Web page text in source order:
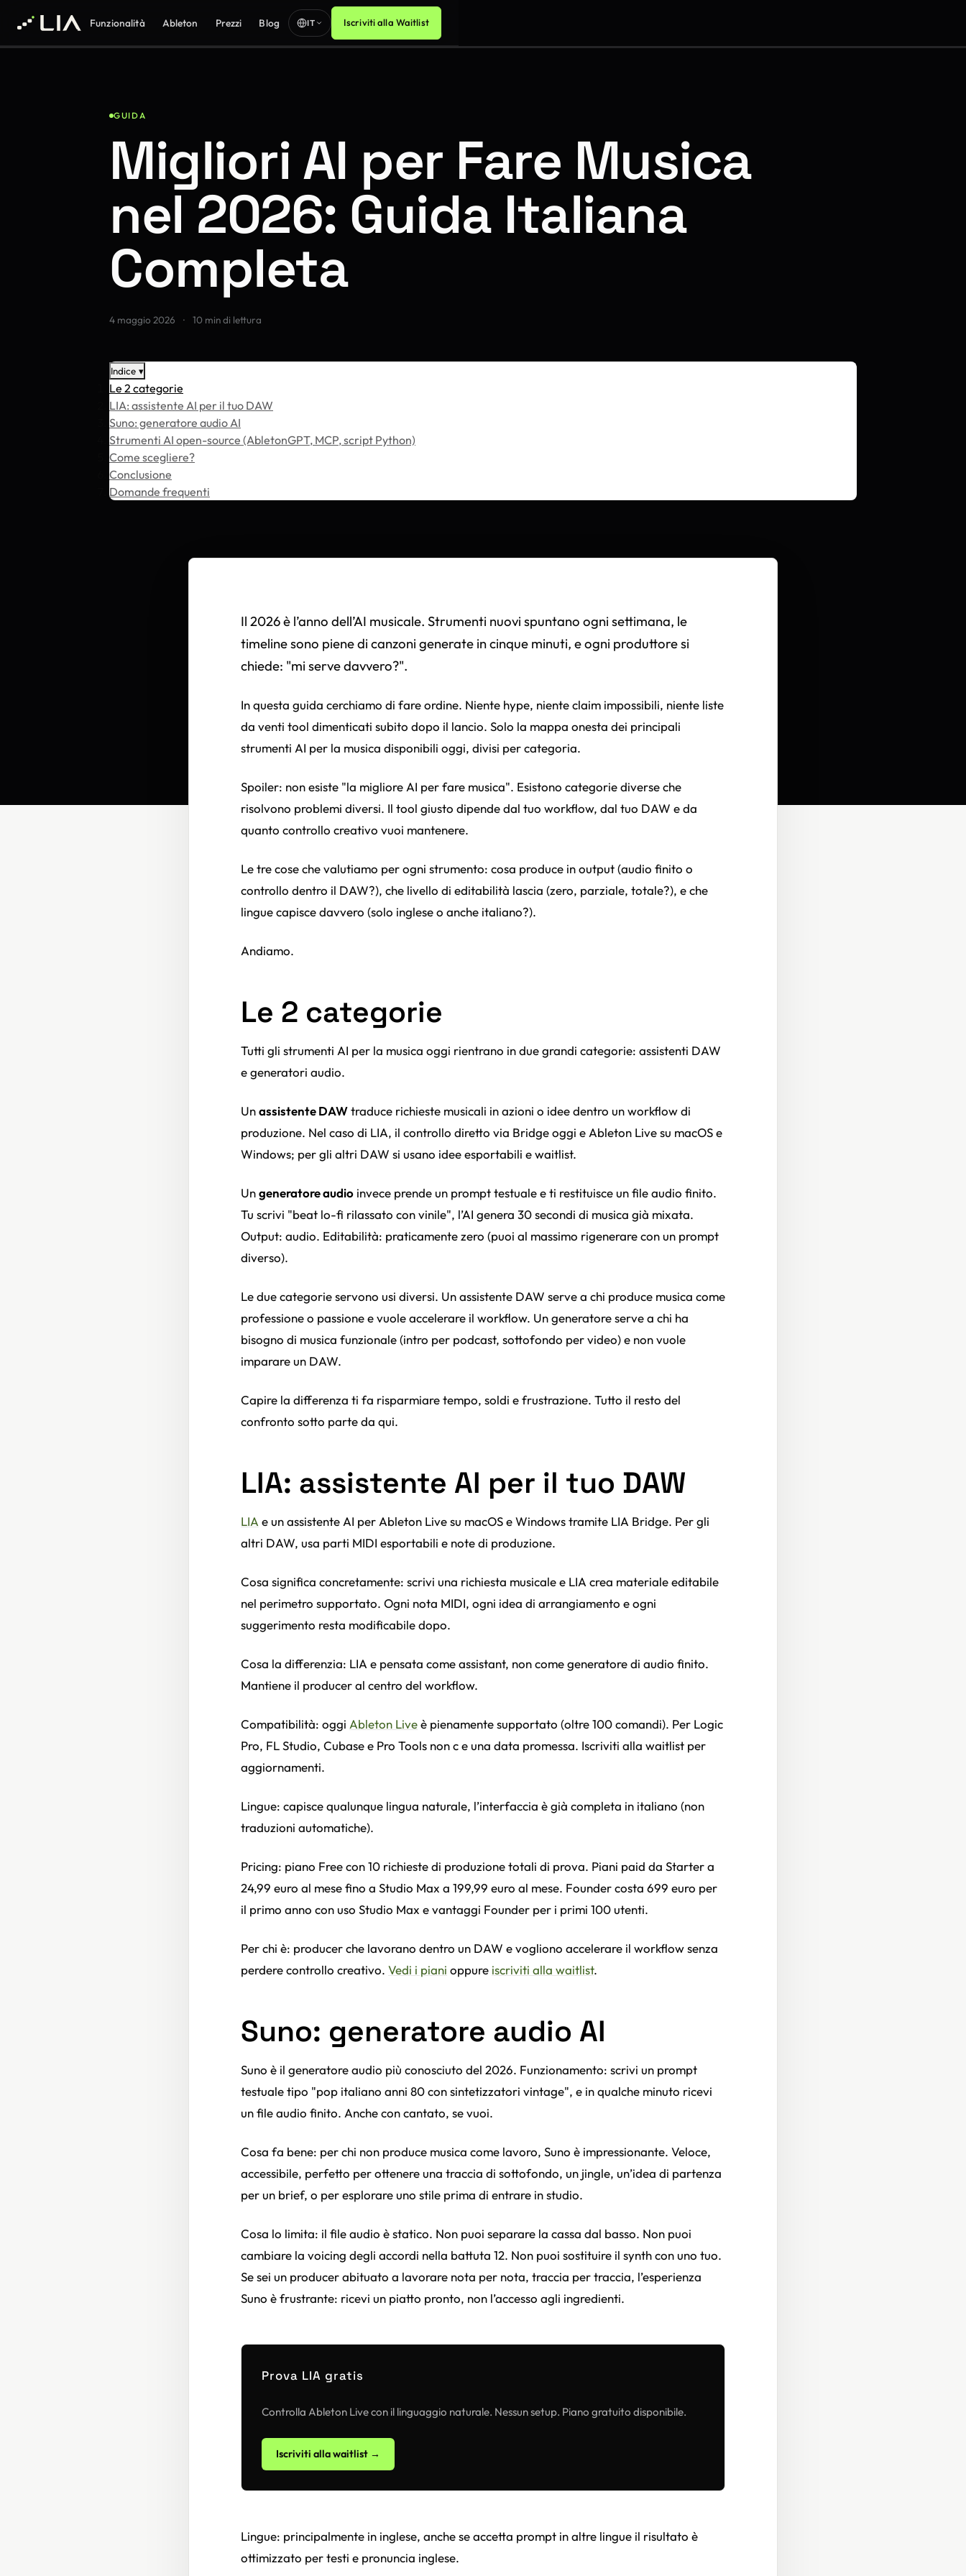
Funzionalità Ableton Prezzi Blog IT Iscriviti alla Waitlist
GUIDA
Migliori AI per Fare Musica
nel 2026: Guida Italiana
Completa
4 maggio 2026 · 10 min di lettura
Indice ▾
Le 2 categorie
LIA: assistente AI per il tuo DAW
Suno: generatore audio AI
Strumenti AI open-source (AbletonGPT, MCP, script Python)
Come scegliere?
Conclusione
Domande frequenti
Il 2026 è l’anno dell’AI musicale. Strumenti nuovi spuntano ogni settimana, le
timeline sono piene di canzoni generate in cinque minuti, e ogni produttore si
chiede: "mi serve davvero?".
In questa guida cerchiamo di fare ordine. Niente hype, niente claim impossibili, niente liste
da venti tool dimenticati subito dopo il lancio. Solo la mappa onesta dei principali
strumenti AI per la musica disponibili oggi, divisi per categoria.
Spoiler: non esiste "la migliore AI per fare musica". Esistono categorie diverse che
risolvono problemi diversi. Il tool giusto dipende dal tuo workflow, dal tuo DAW e da
quanto controllo creativo vuoi mantenere.
Le tre cose che valutiamo per ogni strumento: cosa produce in output (audio finito o
controllo dentro il DAW?), che livello di editabilità lascia (zero, parziale, totale?), e che
lingue capisce davvero (solo inglese o anche italiano?).
Andiamo.
Le 2 categorie
Tutti gli strumenti AI per la musica oggi rientrano in due grandi categorie: assistenti DAW
e generatori audio.
Unassistente DAWtraduce richieste musicali in azioni o idee dentro un workflow di
produzione. Nel caso di LIA, il controllo diretto via Bridge oggi e Ableton Live su macOS e
Windows; per gli altri DAW si usano idee esportabili e waitlist.
Ungeneratore audio invece prende un prompt testuale e ti restituisce un file audio finito.
Tu scrivi "beat lo-fi rilassato con vinile", l’AI genera 30 secondi di musica già mixata.
Output: audio. Editabilità: praticamente zero (puoi al massimo rigenerare con un prompt
diverso).
Le due categorie servono usi diversi. Un assistente DAW serve a chi produce musica come
professione o passione e vuole accelerare il workflow. Un generatore serve a chi ha
bisogno di musica funzionale (intro per podcast, sottofondo per video) e non vuole
imparare un DAW.
Capire la differenza ti fa risparmiare tempo, soldi e frustrazione. Tutto il resto del
confronto sotto parte da qui.
LIA: assistente AI per il tuo DAW
LIA e un assistente AI per Ableton Live su macOS e Windows tramite LIA Bridge. Per gli
altri DAW, usa parti MIDI esportabili e note di produzione.
Cosa significa concretamente: scrivi una richiesta musicale e LIA crea materiale editabile
nel perimetro supportato. Ogni nota MIDI, ogni idea di arrangiamento e ogni
suggerimento resta modificabile dopo.
Cosa la differenzia: LIA e pensata come assistant, non come generatore di audio finito.
Mantiene il producer al centro del workflow.
Compatibilità: oggi Ableton Liveè pienamente supportato (oltre 100 comandi). Per Logic
Pro, FL Studio, Cubase e Pro Tools non c e una data promessa. Iscriviti alla waitlist per
aggiornamenti.
Lingue: capisce qualunque lingua naturale, l’interfaccia è già completa in italiano (non
traduzioni automatiche).
Pricing: piano Free con 10 richieste di produzione totali di prova. Piani paid da Starter a
24,99 euro al mese fino a Studio Max a 199,99 euro al mese. Founder costa 699 euro per
il primo anno con uso Studio Max e vantaggi Founder per i primi 100 utenti.
Per chi è: producer che lavorano dentro un DAW e vogliono accelerare il workflow senza
perdere controllo creativo. Vedi i piani oppure iscriviti alla waitlist.
Suno: generatore audio AI
Suno è il generatore audio più conosciuto del 2026. Funzionamento: scrivi un prompt
testuale tipo "pop italiano anni 80 con sintetizzatori vintage", e in qualche minuto ricevi
un file audio finito. Anche con cantato, se vuoi.
Cosa fa bene: per chi non produce musica come lavoro, Suno è impressionante. Veloce,
accessibile, perfetto per ottenere una traccia di sottofondo, un jingle, un’idea di partenza
per un brief, o per esplorare uno stile prima di entrare in studio.
Cosa lo limita: il file audio è statico. Non puoi separare la cassa dal basso. Non puoi
cambiare la voicing degli accordi nella battuta 12. Non puoi sostituire il synth con uno tuo.
Se sei un producer abituato a lavorare nota per nota, traccia per traccia, l’esperienza
Suno è frustrante: ricevi un piatto pronto, non l’accesso agli ingredienti.
Prova LIA gratis
Controlla Ableton Live con il linguaggio naturale. Nessun setup. Piano gratuito disponibile.
Iscriviti alla waitlist →
Lingue: principalmente in inglese, anche se accetta prompt in altre lingue il risultato è
ottimizzato per testi e pronuncia inglese.